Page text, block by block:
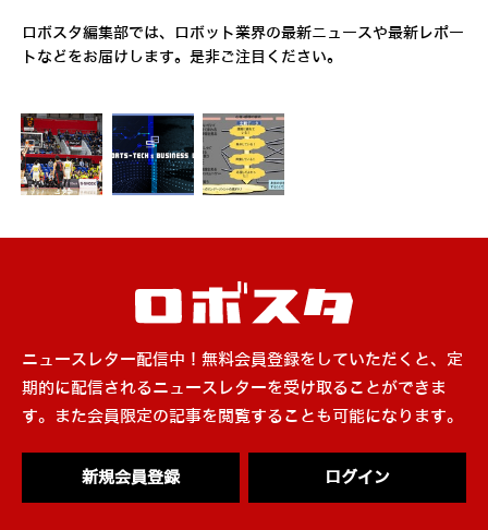
ロボスタ編集部では、ロボット業界の最新ニュースや最新レポー
トなどをお届けします。是非ご注目ください。
ニュースレター配信中！無料会員登録をしていただくと、定
期的に配信されるニュースレターを受け取ることができま
す。また会員限定の記事を閲覧することも可能になります。
新規会員登録 ログイン